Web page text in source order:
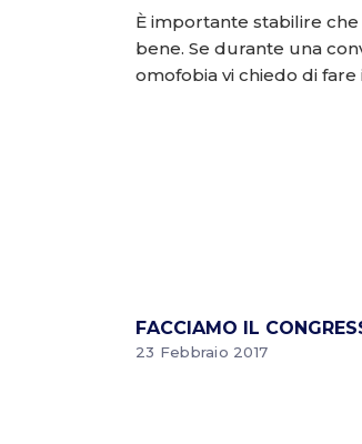
È importante stabilire
bene. Se durante una
omofobia vi chiedo di
FACCIAMO IL
23 Febbraio 2017